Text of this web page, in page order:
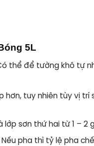
5L
thể để tường khô tự
tuy nhiên tùy vị trí
sơn thứ hai từ 1 – 2
pha thì tỷ lệ pha